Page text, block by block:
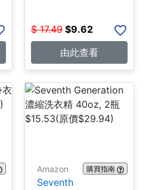
$ 17.49 $9.62
由此查看
Amazon 購買指南
Seventh